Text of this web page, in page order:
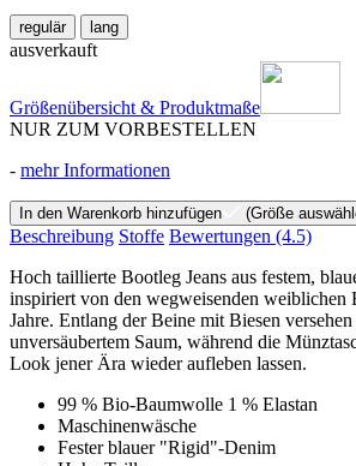
regulär lang
ausverkauft
Größenübersicht & Produktmaße
NUR ZUM VORBESTELLEN
- mehr Informationen
In den Warenkorb hinzufügen (Größe
Beschreibung Stoffe Bewertungen (4.5)
Hoch taillierte Bootleg Jeans aus festem,
inspiriert von den wegweisenden weiblichen
Jahre. Entlang der Beine mit Biesen
unversäubertem Saum, während die
Look jener Ära wieder aufleben lassen.
99 % Bio-Baumwolle 1 % Elastan
Maschinenwäsche
Fester blauer "Rigid"-Denim